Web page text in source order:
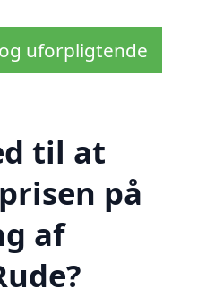
uforpligtende
til at
på
af